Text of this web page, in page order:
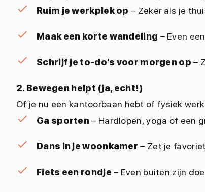
Ruim je werkplek op – Zeker als je
Maak een korte wandeling – Even
Schrijf je to-do’s voor morgen op –
2. Bewegen helpt (ja, echt!)
Of je nu een kantoorbaan hebt of fysiek
Ga sporten– Hardlopen, yoga of een
Dans in je woonkamer – Zet je
Fiets een rondje – Even buiten zijn